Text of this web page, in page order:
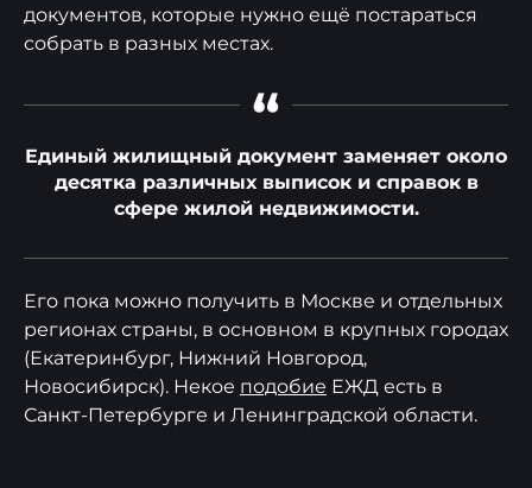
документов, которые нужно ещё постараться
собрать в разных местах.
“
Единый жилищный документ заменяет около
десятка различных выписок и справок в
сфере жилой недвижимости.
Его пока можно получить в Москве и отдельных
регионах страны, в основном в крупных городах
(Екатеринбург, Нижний Новгород,
Новосибирск). Некое подобие ЕЖД есть в
Санкт-Петербурге и Ленинградской области.